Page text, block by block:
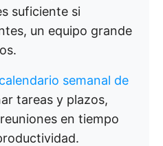
suficiente si
un equipo grande
semanal de
tareas y plazos,
en tiempo